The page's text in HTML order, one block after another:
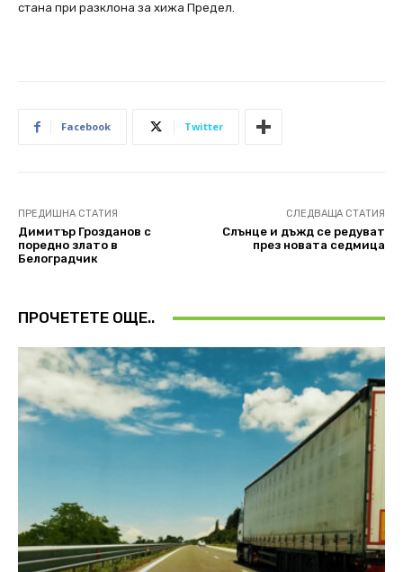
стана при разклона за хижа Предел.
Facebook Twitter
ПРЕДИШНА СТАТИЯ
Димитър Грозданов с
поредно злато в
Белоградчик
СЛЕДВАЩА СТАТИЯ
Слънце и дъжд се редуват
през новата седмица
ПРОЧЕТЕТЕ ОЩЕ..